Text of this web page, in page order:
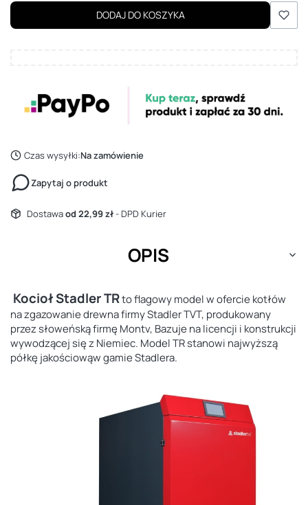
DODAJ DO KOSZYKA
Czas wysyłki:Na zamówienie
Zapytaj o produkt
Dostawaod 22,99 zł- DPD Kurier
OPIS
Kocioł Stadler TRtoflagowy modelw ofercie kotłów
na zgazowanie drewna firmy Stadler TVT, produkowany
przez słoweńską firmęMontv, Bazuje na licencji i konstrukcji
wywodzącej się z Niemiec. Model TR stanowi najwyższą
półkę jakościowąw gamie Stadlera.